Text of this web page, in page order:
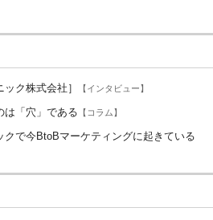
ク株式会社］ 【インタビュー】
は「穴」である 【コラム】
クで今BtoBマーケティングに起きている